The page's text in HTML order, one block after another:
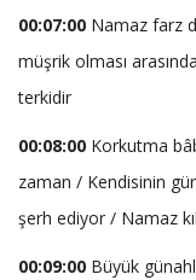
00:07:00 Namaz farz
müşrik olması
terkidir
00:08:00 Korkutma
zaman / Kendisinin
şerh ediyor / Namaz
00:09:00 Büyük